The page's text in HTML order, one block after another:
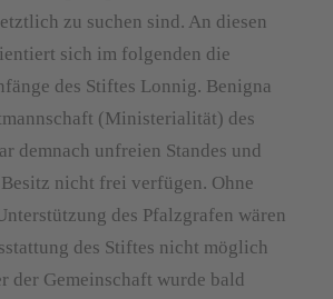
zu suchen sind. An diesen
sich im folgenden die
des Stiftes Lonnig. Benigna
(Ministerialität) des
demnach unfreien Standes und
nicht frei verfügen. Ohne
des Pfalzgrafen wären
des Stiftes nicht möglich
der Gemeinschaft wurde bald